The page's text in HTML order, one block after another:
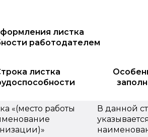
листка
работодателем
листка
«(место работы
В данной